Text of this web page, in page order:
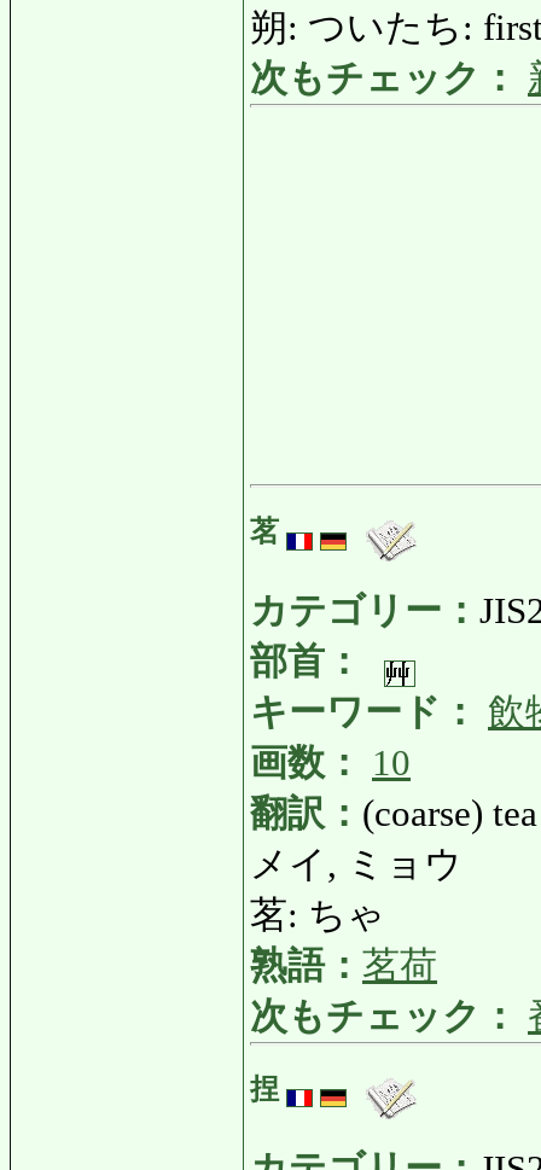
朔: ついたち:
次もチェック：
茗
カテゴリー：
部首：
キーワード：
飲
画数：
10
翻訳： (coarse) tea
メイ, ミョウ
茗: ちゃ
熟語： 茗荷
次もチェック：
捏